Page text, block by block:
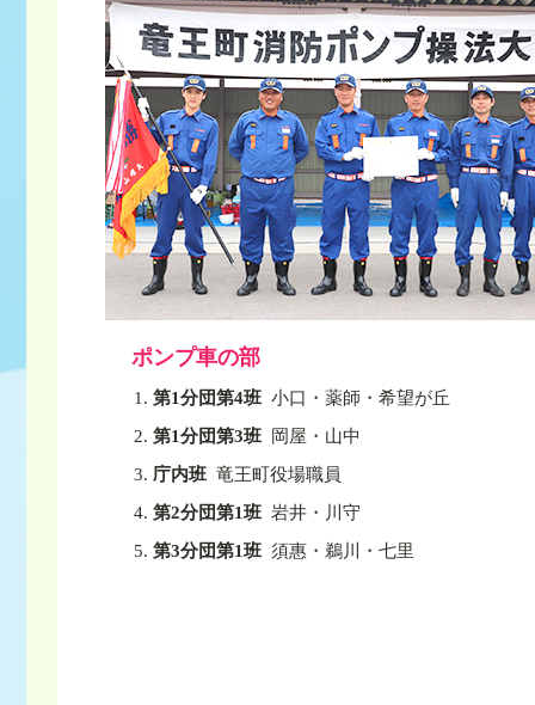
ポンプ車の部
第1分団第4班 小口・薬師・希望が丘
第1分団第3班 岡屋・山中
庁内班 竜王町役場職員
第2分団第1班 岩井・川守
第3分団第1班 須惠・鵜川・七里